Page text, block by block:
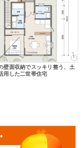
壁面収納でスッキリ整う、土
用した二世帯住宅